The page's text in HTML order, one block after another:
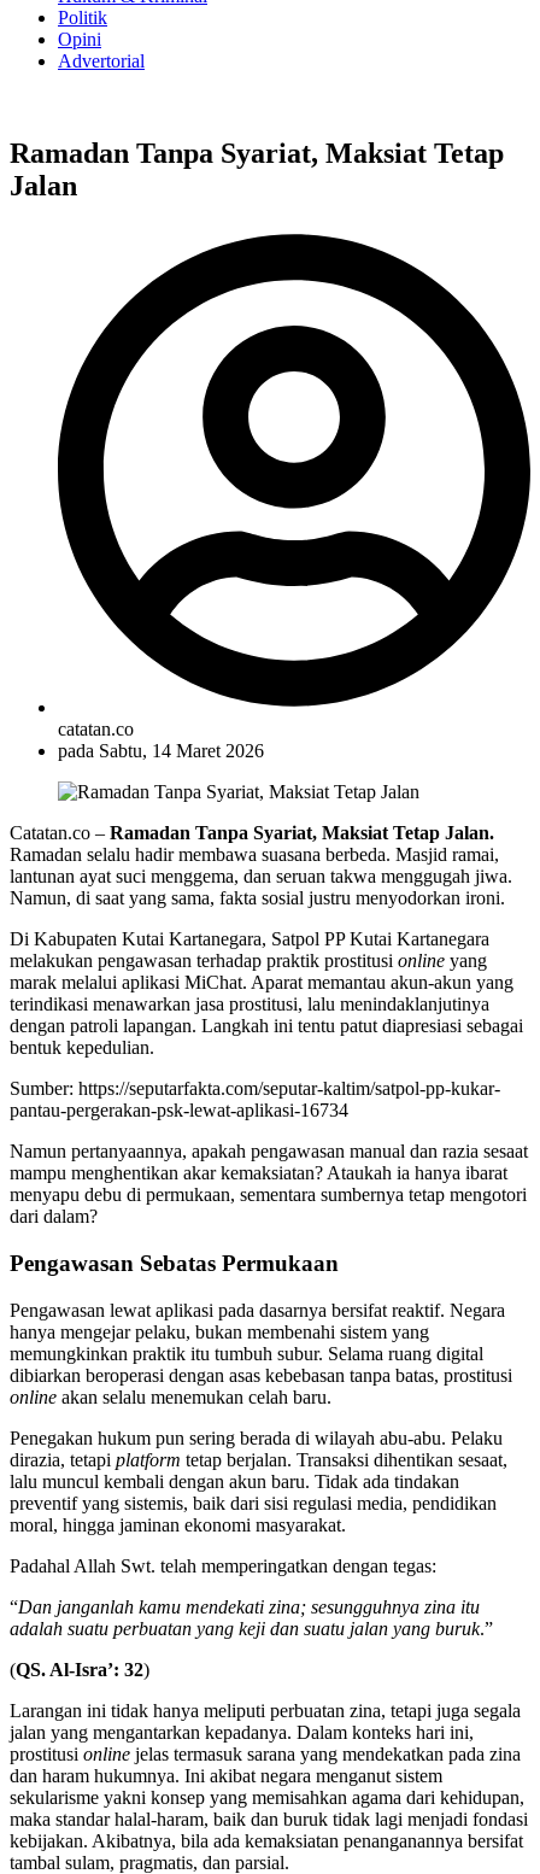
Politik
Opini
Advertorial
Ramadan Tanpa Syariat, Maksiat Tetap
Jalan
catatan.co
pada Sabtu, 14 Maret 2026
Catatan.co – Ramadan Tanpa Syariat, Maksiat Tetap Jalan.
Ramadan selalu hadir membawa suasana berbeda. Masjid ramai,
lantunan ayat suci menggema, dan seruan takwa menggugah jiwa.
Namun, di saat yang sama, fakta sosial justru menyodorkan ironi.
Di Kabupaten Kutai Kartanegara, Satpol PP Kutai Kartanegara
melakukan pengawasan terhadap praktik prostitusi online yang
marak melalui aplikasi MiChat. Aparat memantau akun-akun yang
terindikasi menawarkan jasa prostitusi, lalu menindaklanjutinya
dengan patroli lapangan. Langkah ini tentu patut diapresiasi sebagai
bentuk kepedulian.
Sumber: https://seputarfakta.com/seputar-kaltim/satpol-pp-kukar-
pantau-pergerakan-psk-lewat-aplikasi-16734
Namun pertanyaannya, apakah pengawasan manual dan razia sesaat
mampu menghentikan akar kemaksiatan? Ataukah ia hanya ibarat
menyapu debu di permukaan, sementara sumbernya tetap mengotori
dari dalam?
Pengawasan Sebatas Permukaan
Pengawasan lewat aplikasi pada dasarnya bersifat reaktif. Negara
hanya mengejar pelaku, bukan membenahi sistem yang
memungkinkan praktik itu tumbuh subur. Selama ruang digital
dibiarkan beroperasi dengan asas kebebasan tanpa batas, prostitusi
online akan selalu menemukan celah baru.
Penegakan hukum pun sering berada di wilayah abu-abu. Pelaku
dirazia, tetapi platform tetap berjalan. Transaksi dihentikan sesaat,
lalu muncul kembali dengan akun baru. Tidak ada tindakan
preventif yang sistemis, baik dari sisi regulasi media, pendidikan
moral, hingga jaminan ekonomi masyarakat.
Padahal Allah Swt. telah memperingatkan dengan tegas:
“Dan janganlah kamu mendekati zina; sesungguhnya zina itu
adalah suatu perbuatan yang keji dan suatu jalan yang buruk.”
(QS. Al-Isra’: 32)
Larangan ini tidak hanya meliputi perbuatan zina, tetapi juga segala
jalan yang mengantarkan kepadanya. Dalam konteks hari ini,
prostitusi online jelas termasuk sarana yang mendekatkan pada zina
dan haram hukumnya. Ini akibat negara menganut sistem
sekularisme yakni konsep yang memisahkan agama dari kehidupan,
maka standar halal-haram, baik dan buruk tidak lagi menjadi fondasi
kebijakan. Akibatnya, bila ada kemaksiatan penanganannya bersifat
tambal sulam, pragmatis, dan parsial.